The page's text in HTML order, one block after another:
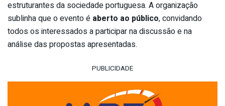
estruturantes da sociedade portuguesa. A organização
sublinha que o evento é aberto ao público, convidando
todos os interessados a participar na discussão e na
análise das propostas apresentadas.
PUBLICIDADE